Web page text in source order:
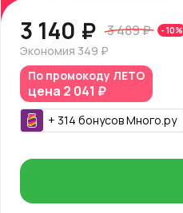
3 140 ₽ 3 489 ₽ - 10%
Экономия 349 ₽
По промокоду ЛЕТО
цена 2 041 ₽
+ 314 бонусовМного.ру